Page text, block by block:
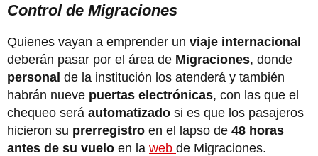
Control de Migraciones
Quienes vayan a emprender un viaje internacional
deberán pasar por el área de Migraciones, donde
personal de la institución los atenderá y también
habrán nueve puertas electrónicas, con las que el
chequeo será automatizado si es que los pasajeros
hicieron su prerregistro en el lapso de 48 horas
antes de su vuelo en la web de Migraciones.